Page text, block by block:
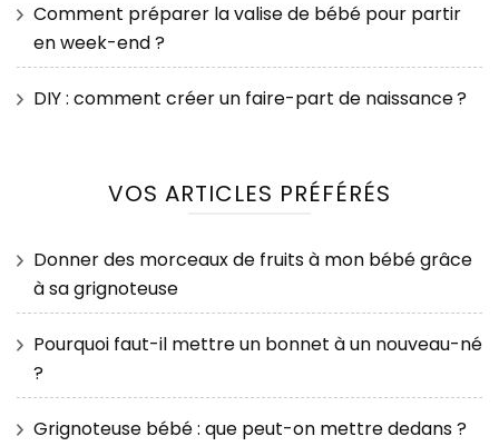
Comment préparer la valise de bébé pour partir
en week-end ?
DIY : comment créer un faire-part de naissance ?
VOS ARTICLES PRÉFÉRÉS
Donner des morceaux de fruits à mon bébé grâce
à sa grignoteuse
Pourquoi faut-il mettre un bonnet à un nouveau-né
?
Grignoteuse bébé : que peut-on mettre dedans ?